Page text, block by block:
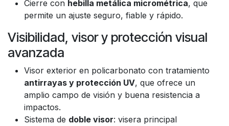
Cierre con hebilla metálica micrométrica, que
permite un ajuste seguro, fiable y rápido.
Visibilidad, visor y protección visual
avanzada
Visor exterior en policarbonato con tratamiento
antirrayas y protección UV, que ofrece un
amplio campo de visión y buena resistencia a
impactos.
Sistema de doble visor: visera principal